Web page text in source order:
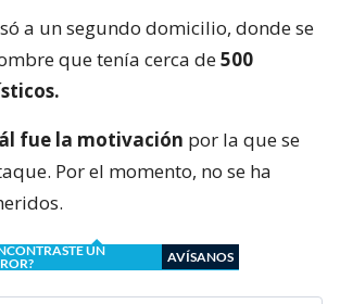
a un segundo domicilio, donde se
que tenía cerca de500
fue la motivación por la que se
Por el momento, no se ha
UN
AVÍSANOS